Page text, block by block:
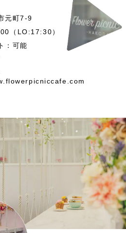
元町7-9
（LO:17:30）
：可能